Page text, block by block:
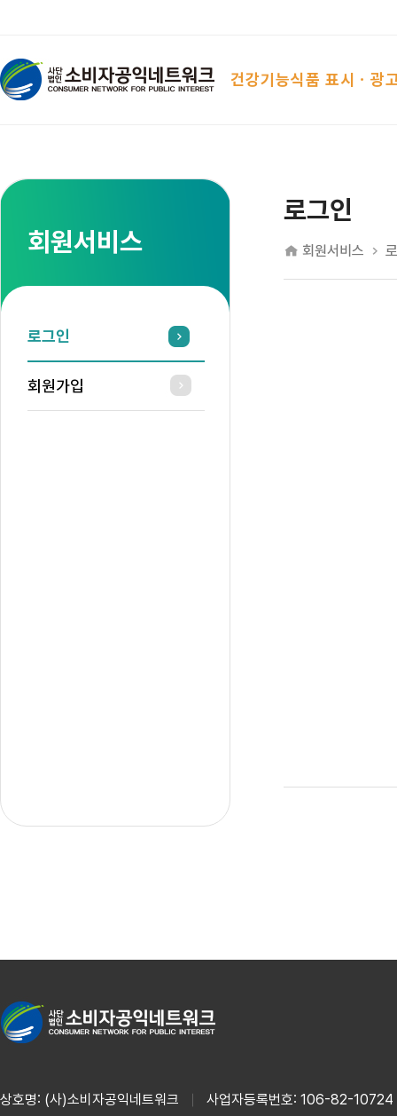
건강기능식품 표시ㆍ광
회원서비스
로그인
회원가입
로그인
회원서비스
상호명: (사)소비자공익네트워크
사업자등록번호: 106-82-10724